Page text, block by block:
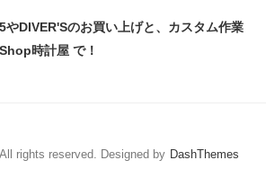
やDIVER'Sのお買い上げと、カスタム作業
時計屋 で！
rights reserved. Designed by DashThemes